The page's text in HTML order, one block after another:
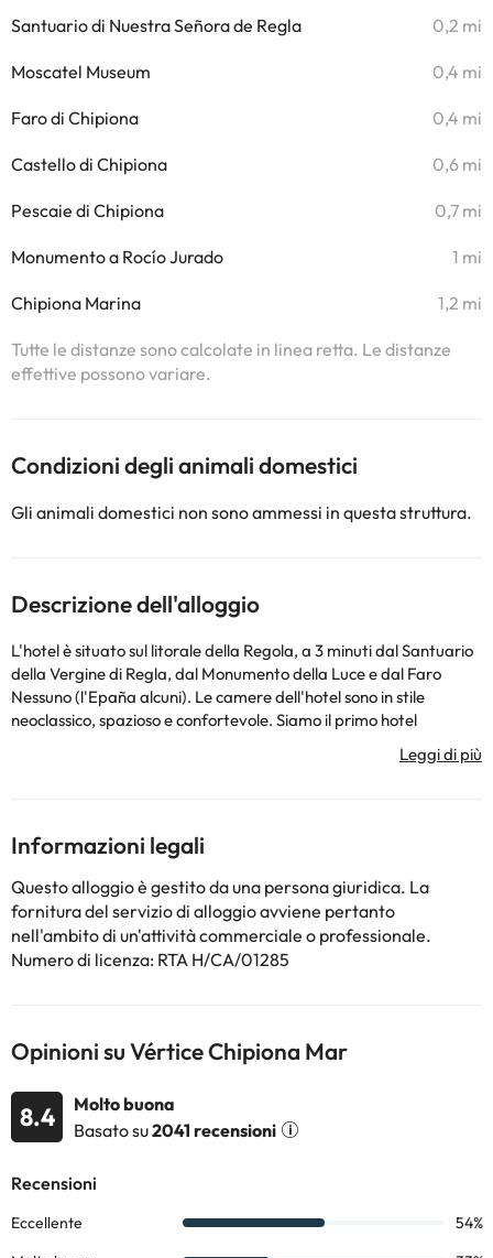
Santuario di Nuestra Señora de Regla 0,2 mi
Moscatel Museum 0,4 mi
Faro di Chipiona 0,4 mi
Castello di Chipiona 0,6 mi
Pescaie di Chipiona 0,7 mi
Monumento a Rocío Jurado 1 mi
Chipiona Marina 1,2 mi
Tutte le distanze sono calcolate in linea retta. Le distanze
effettive possono variare.
Condizioni degli animali domestici
Gli animali domestici non sono ammessi in questa struttura.
Descrizione dell'alloggio
L'hotel è situato sul litorale della Regola, a 3 minuti dal Santuario
della Vergine di Regla, dal Monumento della Luce e dal Faro
Nessuno (l'Epaña alcuni). Le camere dell'hotel sono in stile
neoclassico, spazioso e confortevole. Siamo il primo hotel
gastronomico sulla Costa de la Luz, cucina calda e innovativa.
informazioni sono soggette a modifiche da parte dell'alloggio.
Alcuni dei servizi indicati potrebbero essere a pagamento. Puoi
consultare le relative tariffe direttamente presso la struttura.
Tutte le informazioni presenti in questa pagina sono soggette a
modifiche da parte della struttura. Se hai dubbi, contattaci.
Informazioni legali
Questo alloggio è gestito da una persona giuridica. La
fornitura del servizio di alloggio avviene pertanto
nell'ambito di un'attività commerciale o professionale.
Numero di licenza: RTA H/CA/01285
Opinioni su Vértice Chipiona Mar
8.4
Molto buona
Basato su2041 recensioni